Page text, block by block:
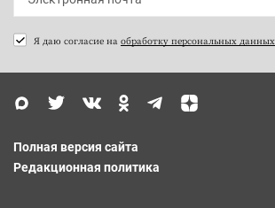
Я даю согласие на обработку персональных данных
Полная версия сайта
Редакционная политика